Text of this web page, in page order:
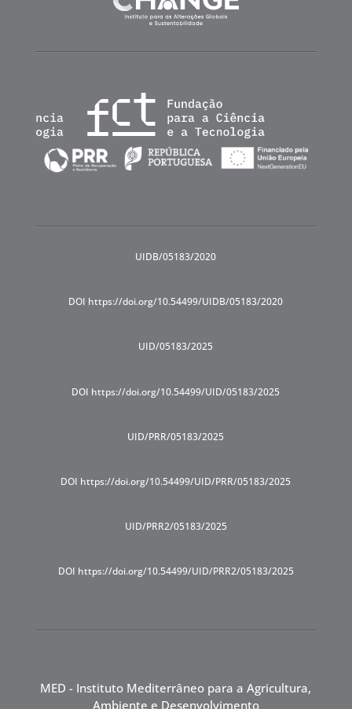
UIDB/05183/2020
DOI https://doi.org/10.54499/UIDB/05183/2020
UID/05183/2025
DOI https://doi.org/10.54499/UID/05183/2025
UID/PRR/05183/2025
DOI https://doi.org/10.54499/UID/PRR/05183/2025
UID/PRR2/05183/2025
DOI https://doi.org/10.54499/UID/PRR2/05183/2025
MED - Instituto Mediterrâneo para a Agricultura,
Ambiente e Desenvolvimento